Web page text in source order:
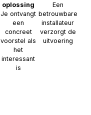
oplossing
Je ontvangt
een
concreet
voorstel als
het
interessant
is
Een
betrouwbare
installateur
verzorgt de
uitvoering